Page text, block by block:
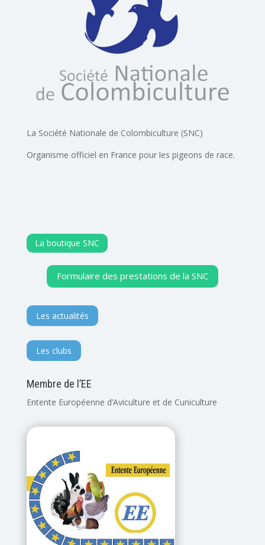
La Société Nationale de Colombiculture (SNC)
Organisme officiel en France pour les pigeons de race.
La boutique SNC
Formulaire des prestations de la SNC
Les actualités
Les clubs
Membre de l’EE
Entente Européenne d’Aviculture et de Cuniculture